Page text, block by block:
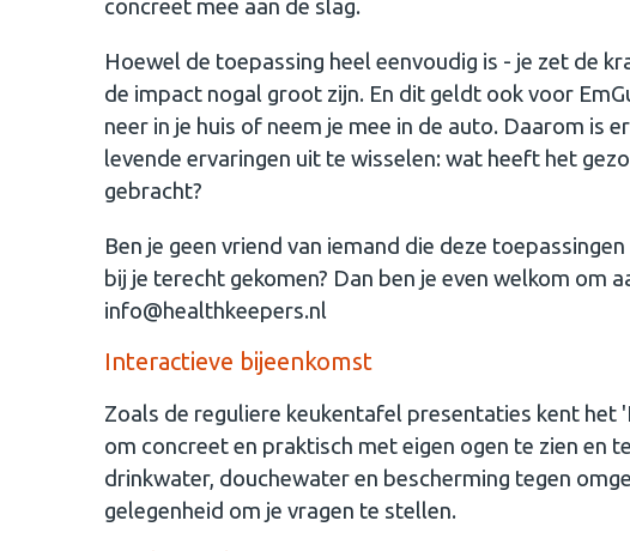
concreet mee aan de slag.
Hoewel de toepassing heel eenvoudig is - je zet de
de impact nogal groot zijn. En dit geldt ook voor
neer in je huis of neem je mee in de auto. Daarom is
levende ervaringen uit te wisselen: wat heeft het
gebracht?
Ben je geen vriend van iemand die deze
bij je terecht gekomen? Dan ben je even welkom om
info@healthkeepers.nl
Interactieve bijeenkomst
Zoals de reguliere keukentafel presentaties kent het
om concreet en praktisch met eigen ogen te zien en
drinkwater, douchewater en bescherming tegen
gelegenheid om je vragen te stellen.